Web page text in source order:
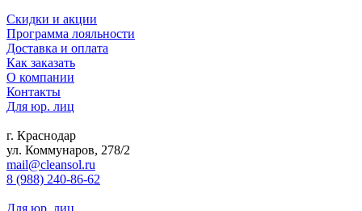
Скидки и акции
Программа лояльности
Доставка и оплата
Как заказать
О компании
Контакты
Для юр. лиц
г. Краснодар
ул. Коммунаров, 278/2
mail@cleansol.ru
8 (988) 240-86-62